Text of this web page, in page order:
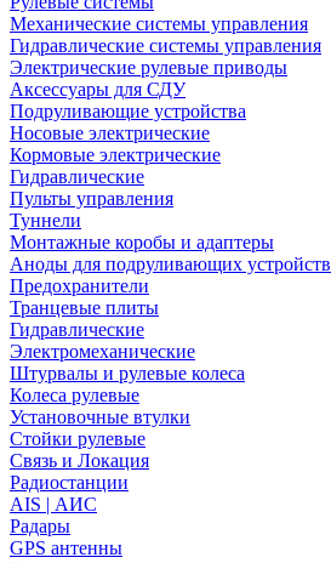
Механические системы управления
Гидравлические системы управления
Электрические рулевые приводы
Аксессуары для СДУ
Подруливающие устройства
Носовые электрические
Кормовые электрические
Гидравлические
Пульты управления
Туннели
Монтажные коробы и адаптеры
Аноды для подруливающих устройств
Предохранители
Транцевые плиты
Гидравлические
Электромеханические
Штурвалы и рулевые колеса
Колеса рулевые
Установочные втулки
Стойки рулевые
Связь и Локация
Радиостанции
AIS | АИС
Радары
GPS антенны